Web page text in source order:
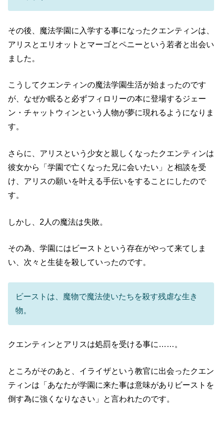
その後、魔法学園に入学する事になったクエンティンは、
アリスとエリオットとマーゴとペニーという若者と出会い
ました。
こうしてクエンティンの魔法学園生活が始まったのです
が、なぜか眠ると必ずフィロリーの本に登場するジェー
ン・チャットウィンという人物が夢に現れるようになりま
す。
さらに、アリスという少女と親しくなったクエンティンは
彼女から「学園で亡くなった兄に会いたい」と相談を受
け、アリスの願いを叶える手伝いをすることにしたので
す。
しかし、2人の魔法は失敗。
その為、学園にはビーストという存在がやって来てしま
い、次々と生徒を殺していったのです。
ビーストは、魔物で魔法使いたちを殺す残虐な生き
物。
クエンティンとアリスは処罰を受ける事に……。
ところがそのあと、イライザという教官に出会ったクエン
ティンは「あなたが学園に来た事は意味がありビーストを
倒す為に強くなりなさい」と言われたのです。